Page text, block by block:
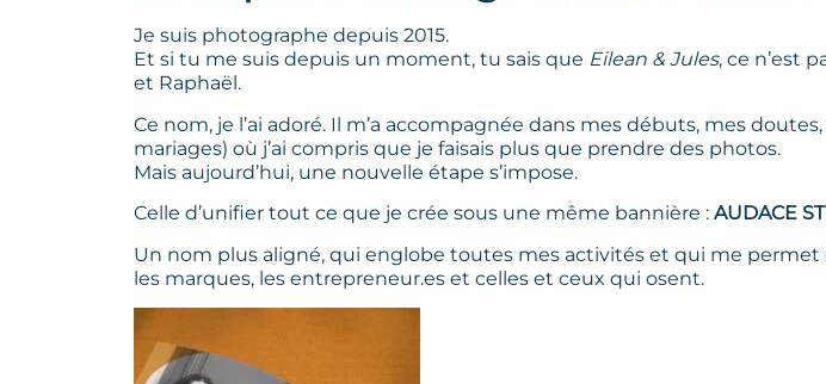
Je suis photographe depuis 2015.
Et si tu me suis depuis un moment, tu sais que Eilean & Jules, ce n’est
et Raphaël.
Ce nom, je l’ai adoré. Il m’a accompagnée dans mes débuts, mes
mariages) où j’ai compris que je faisais plus que prendre des photos.
Mais aujourd’hui, une nouvelle étape s’impose.
Celle d’unifier tout ce que je crée sous une même bannière : AUDACE
Un nom plus aligné, qui englobe toutes mes activités et qui me
les marques, les entrepreneur.es et celles et ceux qui osent.